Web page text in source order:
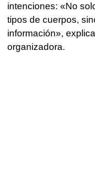
intenciones: «No
tipos de cuerpos,
información»,
organizadora.